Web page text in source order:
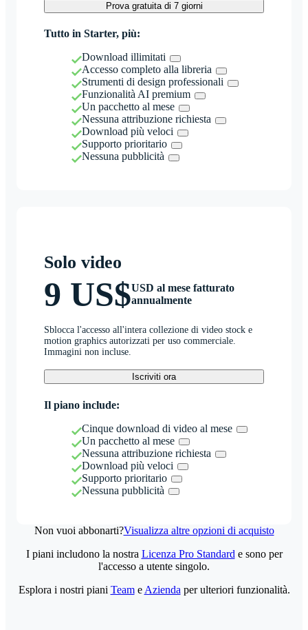
Prova gratuita di 7 giorni
Tutto in Starter, più:
Download illimitati
Accesso completo alla libreria
Strumenti di design professionali
Funzionalità AI premium
Un pacchetto al mese
Nessuna attribuzione richiesta
Download più veloci
Supporto prioritario
Nessuna pubblicità
Solo video
9 US$USD al mese fatturato
annualmente
Sblocca l'accesso all'intera collezione di video stock e
motion graphics autorizzati per uso commerciale.
Immagini non incluse.
Iscriviti ora
Il piano include:
Cinque download di video al mese
Un pacchetto al mese
Nessuna attribuzione richiesta
Download più veloci
Supporto prioritario
Nessuna pubblicità
Non vuoi abbonarti?Visualizza altre opzioni di acquisto
I piani includono la nostra Licenza Pro Standard e sono per
l'accesso a utente singolo.
Esplora i nostri piani Teame Azienda per ulteriori funzionalità.